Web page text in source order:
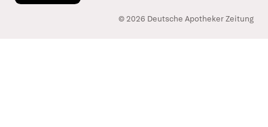
© 2026 Deutsche Apotheker Zeitung